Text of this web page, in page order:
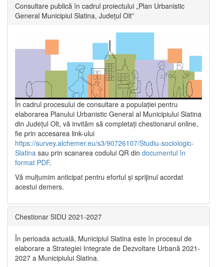
Consultare publică în cadrul proiectului „Plan Urbanistic
General Municipiul Slatina, Județul Olt”
În cadrul procesului de consultare a populaţiei pentru
elaborarea Planului Urbanistic General al Municipiului Slatina
din Județul Olt, vă invităm să completați chestionarul online,
fie prin accesarea link-ului
https://survey.alchemer.eu/s3/90726107/Studiu-sociologic-
Slatina sau prin scanarea codului QR din documentul în
format PDF.
Vă mulţumim anticipat pentru efortul şi sprijinul acordat
acestui demers.
Chestionar SIDU 2021-2027
În perioada actuală, Municipiul Slatina este în procesul de
elaborare a Strategiei Integrate de Dezvoltare Urbană 2021‐
2027 a Municipiului Slatina.